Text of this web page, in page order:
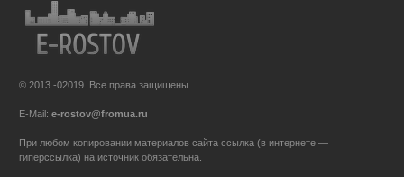
© 2013 -02019. Все права защищены.
E-Mail: e-rostov@fromua.ru
При любом копировании материалов сайта ссылка (в интернете —
гиперссылка) на источник обязательна.